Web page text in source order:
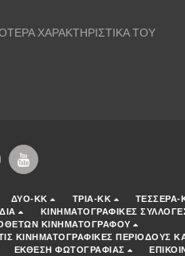
ΧΑΡΑΚΤΗΡΙΣΤΙΚΑ ΤΟΥ
ΔΥΟ-ΚΚ ΤΡΙΑ-ΚΚ
ΤΕΣΣΕΡΑ-
ΚΙΝΗΜΑΤΟΓΡΑΦΙΚΕΣ
ΚΙΝΗΜΑΤΟΓΡΑΦΟΥ
ΚΙΝΗΜΑΤΟΓΡΑΦΙΚΕΣ ΠΕΡΙΟΔΟΥΣ
ΕΚΘΕΣΗ ΦΩΤΟΓΡΑΦΙΑΣ